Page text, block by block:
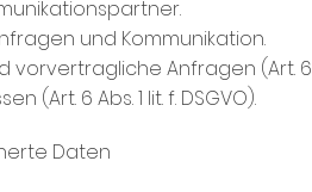
und Kommunikation.
vorvertragliche Anfragen (Art. 6
(Art. 6 Abs. 1 lit. f. DSGVO).
Daten